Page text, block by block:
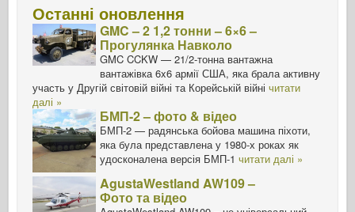
Останні оновлення
GMC – 2 1,2 тонни – 6×6 –
Прогулянка Навколо
GMC CCKW — 21/2-тонна вантажна
вантажівка 6x6 армії США, яка брала активну
участь у Другій світовій війні та Корейській війні читати
далі »
БМП-2 – фото & відео
БМП-2 — радянська бойова машина піхоти,
яка була представлена у 1980-х роках як
удосконалена версія БМП-1 читати далі »
AgustaWestland AW109 –
Фото та відео